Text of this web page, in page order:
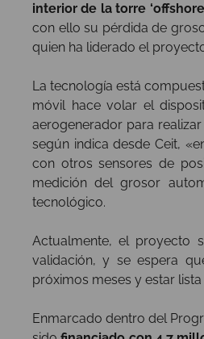
interior de la torre
con ello su pérdida de
quien ha liderado el
La tecnología está
móvil hace volar el
aerogenerador para
según indica desde Ceit,
con otros sensores de
medición del grosor
tecnológico.
Actualmente, el proyecto
validación, y se espera
próximos meses y estar
Enmarcado dentro del